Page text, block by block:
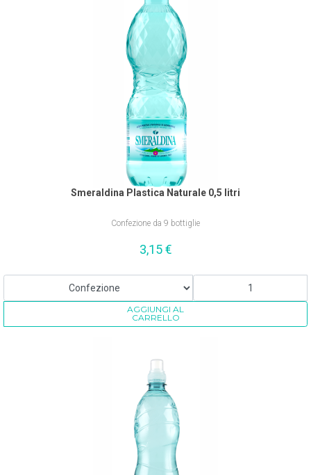
Smeraldina Plastica Naturale 0,5 litri
Confezione da 9 bottiglie
3,15€
AGGIUNGI AL
CARRELLO